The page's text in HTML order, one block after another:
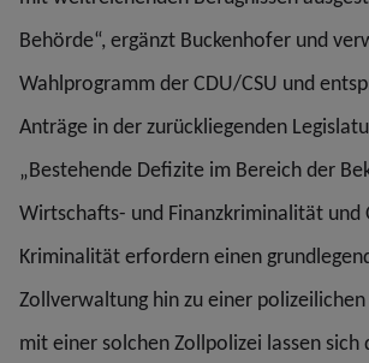
Behörde“, ergänzt Buckenhofer und
Wahlprogramm der CDU/CSU und
Anträge in der zurückliegenden
„Bestehende Defizite im Bereich der
Wirtschafts- und Finanzkriminalität und
Kriminalität erfordern einen
Zollverwaltung hin zu einer
mit einer solchen Zollpolizei lassen sich